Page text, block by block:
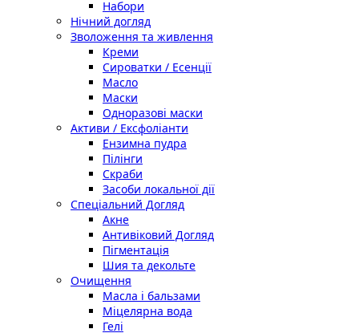
Набори
Нічний догляд
Зволоження та живлення
Креми
Сироватки / Есенції
Масло
Маски
Одноразові маски
Активи / Ексфоліанти
Ензимна пудра
Пілінги
Скраби
Засоби локальної дії
Спеціальний Догляд
Акне
Антивіковий Догляд
Пігментація
Шия та декольте
Очищення
Масла і бальзами
Міцелярна вода
Гелі